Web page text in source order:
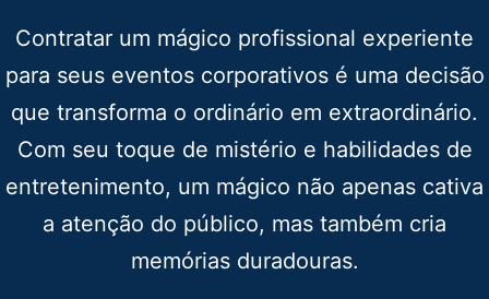
Contratar um mágico profissional experiente
para seus eventos corporativos é uma decisão
que transforma o ordinário em extraordinário.
Com seu toque de mistério e habilidades de
entretenimento, um mágico não apenas cativa
a atenção do público, mas também cria
memórias duradouras.